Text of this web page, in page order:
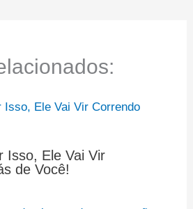
Isso, Ele Vai Vir
de Você!